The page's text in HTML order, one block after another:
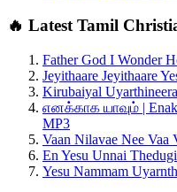
🔥 Latest Tamil
Father God I Wonder
Jeyithaare Jeyithaare
Kirubaiyal
எனக்காக யாவும் |
MP3
Vaan Nilavae Nee
En Yesu Unnai
Yesu Nammam